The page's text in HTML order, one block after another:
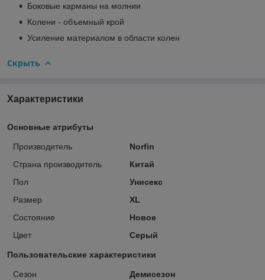
Боковые карманы на молнии
Колени - объемный крой
Усиление материалом в области колен
Скрыть
Характеристики
Основные атрибуты
Производитель
Norfin
Страна производитель
Китай
Пол
Унисекс
Размер
XL
Состояние
Новое
Цвет
Серый
Пользовательские характеристики
Сезон
Демисезон